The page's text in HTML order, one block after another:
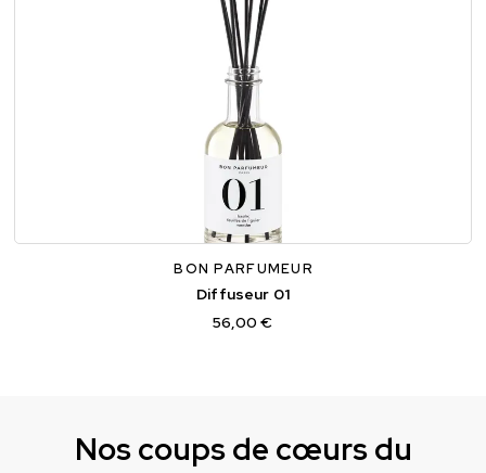
BON PARFUMEUR
Diffuseur 01
56,00 €
Nos coups de cœurs du